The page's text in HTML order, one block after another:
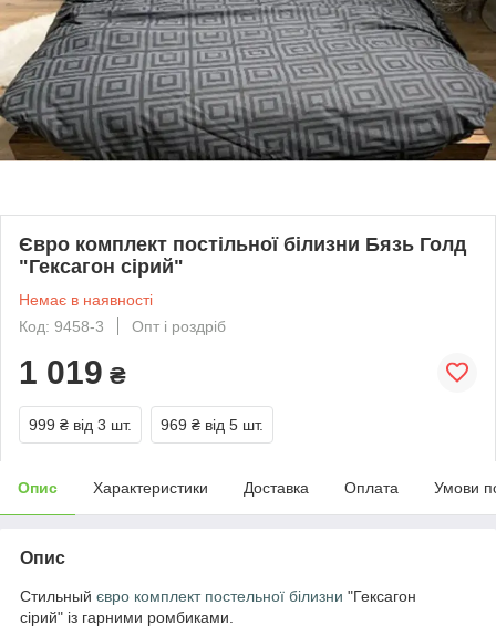
Євро комплект постільної білизни Бязь Голд
"Гексагон сірий"
Немає в наявності
Код: 9458-3
Опт і роздріб
1 019 ₴
999 ₴ від 3 шт. 969 ₴ від 5 шт.
Опис Характеристики Доставка Оплата Умови
Опис
Стильный євро комплект постельної білизни "Гексагон
сірий" із гарними ромбиками.